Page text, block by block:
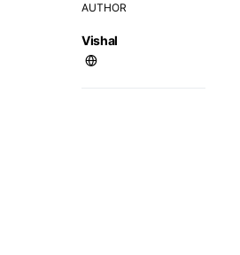
AUTHOR
Vishal